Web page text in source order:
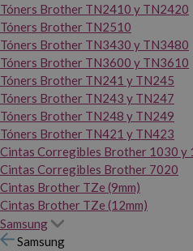
Tóners Brother TN2410 y TN2420
Tóners Brother TN2510
Tóners Brother TN3430 y TN3480
Tóners Brother TN3600 y TN3610
Tóners Brother TN241 y TN245
Tóners Brother TN243 y TN247
Tóners Brother TN248 y TN249
Tóners Brother TN421 y TN423
Cintas Corregibles Brother 1030 y
Cintas Corregibles Brother 7020
Cintas Brother TZe (9mm)
Cintas Brother TZe (12mm)
Samsung
Samsung